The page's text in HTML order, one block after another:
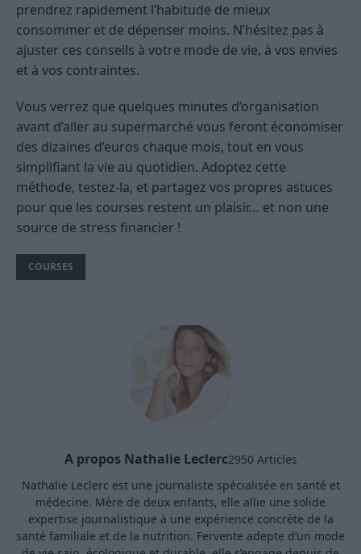
prendrez rapidement l’habitude de mieux
consommer et de dépenser moins. N’hésitez pas à
ajuster ces conseils à votre mode de vie, à vos envies
et à vos contraintes.
Vous verrez que quelques minutes d’organisation
avant d’aller au supermarché vous feront économiser
des dizaines d’euros chaque mois, tout en vous
simplifiant la vie au quotidien. Adoptez cette
méthode, testez-la, et partagez vos propres astuces
pour que les courses restent un plaisir… et non une
source de stress financier !
COURSES
A propos Nathalie Leclerc2950 Articles
Nathalie Leclerc est une journaliste spécialisée en santé et
médecine. Mère de deux enfants, elle allie une solide
expertise journalistique à une expérience concrète de la
santé familiale et de la nutrition. Fervente adepte d’un mode